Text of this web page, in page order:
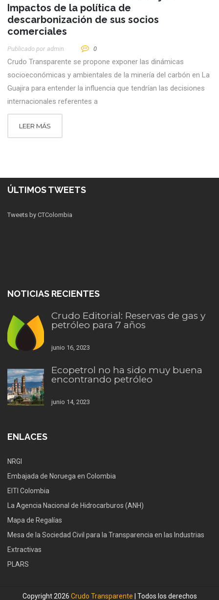
Impactos de la política de
descarbonización de sus socios
comerciales
Publicado por Admin 0
Crudo Transparente se propone exponer las dinámicas
socioeconómicas y ambientales de la minería del carbón en La
Guajira para entender la influencia que tendrían las decisiones
internacionales referentes a
LEER MÁS
ÚLTIMOS TWEETS
Tweets by CTColombia
NOTICIAS RECIENTES
Crudo Editorial: Reservas de gas y
petróleo para 7 años
junio 16, 2023
Ecopetrol no ha sido muy buena
encontrando petróleo
junio 14, 2023
ENLACES
NRGI
Embajada de Noruega en Colombia
EITI Colombia
La Agencia Nacional de Hidrocarburos (ANH)
Mapa de Regalías
Mesa de la Sociedad Civil para la Transparencia en las Industrias
Extractivas
PLARS
Copyright 2026 Crudo Transparente | Todos los derechos